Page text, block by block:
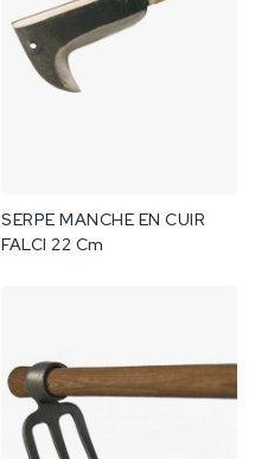
SERPE MANCHE EN CUIR
FALCI 22 Cm